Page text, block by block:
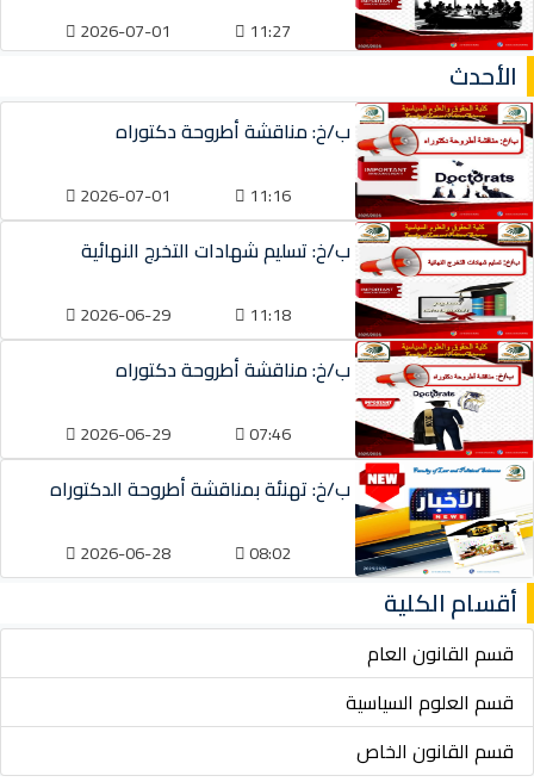
11:27
2026-07-01
الأحدث
ب/خ: مناقشة أطروحة دكتوراه
11:16
2026-07-01
ب/خ: تسليم شهادات التخرج النهائية
11:18
2026-06-29
ب/خ: مناقشة أطروحة دكتوراه
07:46
2026-06-29
ب/خ: تهنئة بمناقشة أطروحة الدكتوراه
08:02
2026-06-28
أقسام الكلية
قسم القانون العام
قسم العلوم السياسية
قسم القانون الخاص